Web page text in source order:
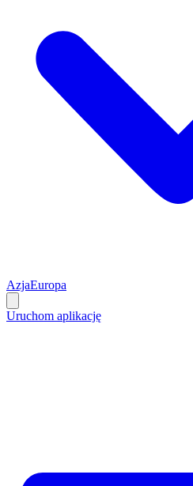
AzjaEuropa
Uruchom aplikację